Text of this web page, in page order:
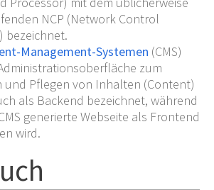
NCP (Network Control
bezeichnet.
Management-Systemen (CMS)
zum
und Pflegen von Inhalten (Content)
als Backend bezeichnet, während
generierte Webseite als Frontend
wird.